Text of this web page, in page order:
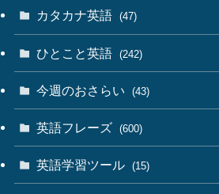
カタカナ英語 (47)
ひとこと英語 (242)
今週のおさらい (43)
英語フレーズ (600)
英語学習ツール (15)